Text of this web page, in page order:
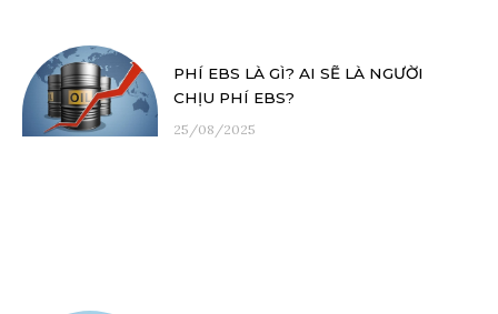
PHÍ EBS LÀ GÌ? AI SẼ LÀ NGƯỜI
CHỊU PHÍ EBS?
25/08/2025